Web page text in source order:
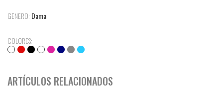
GENERO: Dama
COLORES:
ARTÍCULOS RELACIONADOS